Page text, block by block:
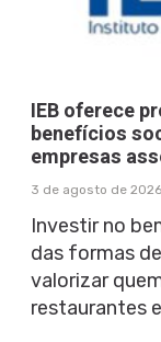
IEB oferece
benefícios
empresas
3 de agosto de 2026
Investir no
das formas
valorizar
restaurantes